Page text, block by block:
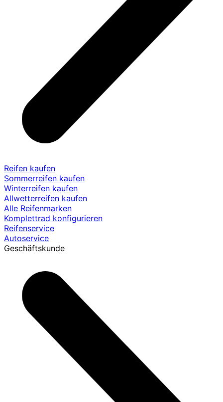
Reifen kaufen
Sommerreifen kaufen
Winterreifen kaufen
Allwetterreifen kaufen
Alle Reifenmarken
Komplettrad konfigurieren
Reifenservice
Autoservice
Geschäftskunde